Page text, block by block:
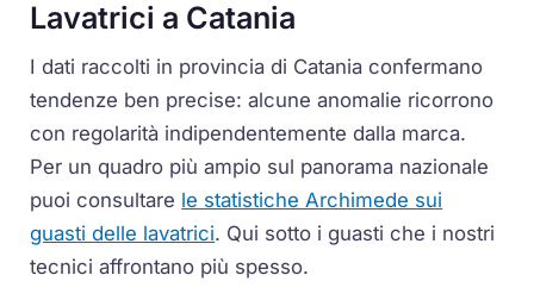
Lavatrici a Catania
I dati raccolti in provincia di Catania confermano
tendenze ben precise: alcune anomalie ricorrono
con regolarità indipendentemente dalla marca.
Per un quadro più ampio sul panorama nazionale
puoi consultare le statistiche Archimede sui
guasti delle lavatrici. Qui sotto i guasti che i nostri
tecnici affrontano più spesso.